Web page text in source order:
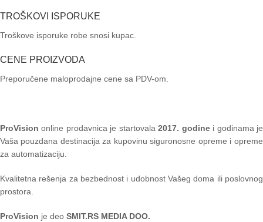
TROŠKOVI ISPORUKE
Troškove isporuke robe snosi kupac.
CENE PROIZVODA
Preporučene maloprodajne cene sa PDV-om.
ProVision online prodavnica je startovala2017. godinei godinama je
Vaša pouzdana destinacija za kupovinu siguronosne opreme i opreme
za automatizaciju.
Kvalitetna rešenja za bezbednost i udobnost Vašeg doma ili poslovnog
prostora.
ProVision je deo SMIT.RS MEDIA DOO.